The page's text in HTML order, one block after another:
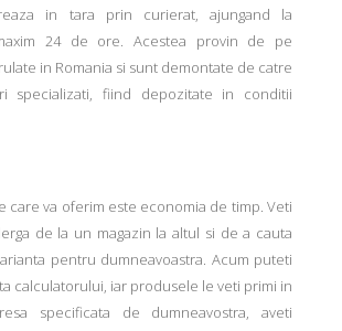
in tara prin curierat, ajungand la
24 de ore. Acestea provin de pe
in Romania si sunt demontate de catre
specializati, fiind depozitate in conditii
care va oferim este economia de timp. Veti
de la un magazin la altul si de a cauta
pentru dumneavoastra. Acum puteti
calculatorului, iar produsele le veti primi in
specificata de dumneavostra, aveti